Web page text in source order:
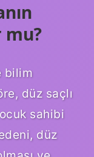
mu?
bilim
düz saçlı
sahibi
düz